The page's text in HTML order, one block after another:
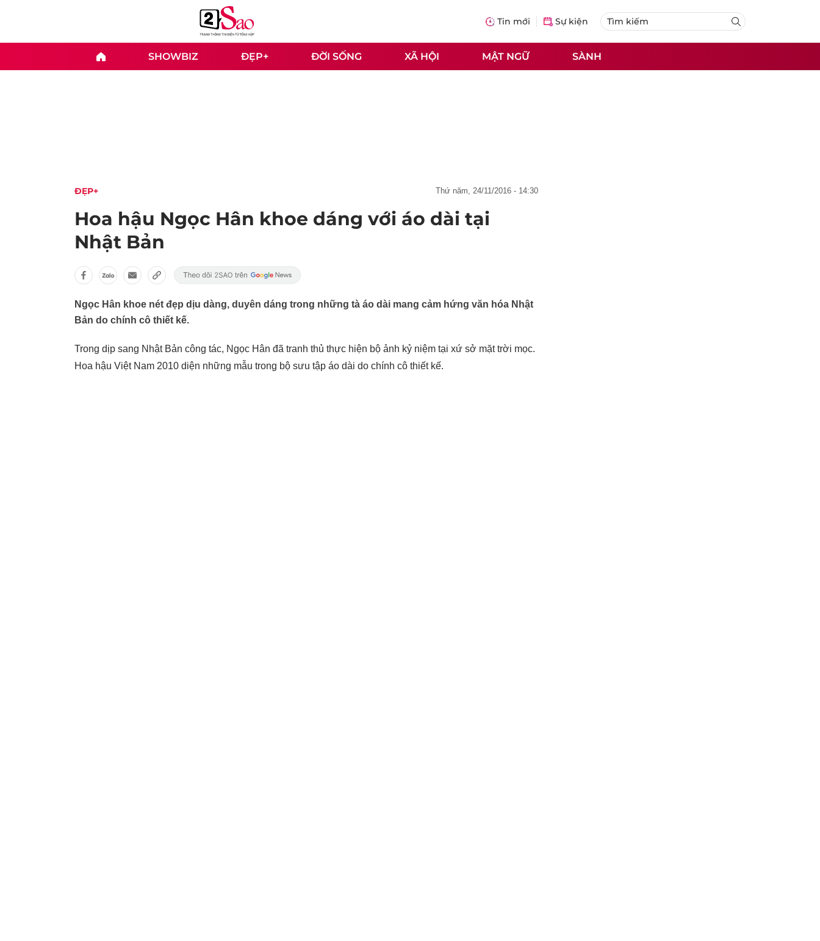
Tin mới Sự kiện
SHOWBIZ ĐẸP+ ĐỜI SỐNG XÃ HỘI MẬT NGỮ SÀNH
ĐẸP+ thứ năm, 24/11/2016 - 14:30
Hoa hậu Ngọc Hân khoe dáng với áo dài tại
Nhật Bản
Ngọc Hân khoe nét đẹp dịu dàng, duyên dáng trong những tà áo dài mang cảm hứng văn hóa Nhật
Bản do chính cô thiết kế.
Trong dịp sang Nhật Bản công tác, Ngọc Hân đã tranh thủ thực hiện bộ ảnh kỷ niệm tại xứ sở mặt trời mọc.
Hoa hậu Việt Nam 2010 diện những mẫu trong bộ sưu tập áo dài do chính cô thiết kế.